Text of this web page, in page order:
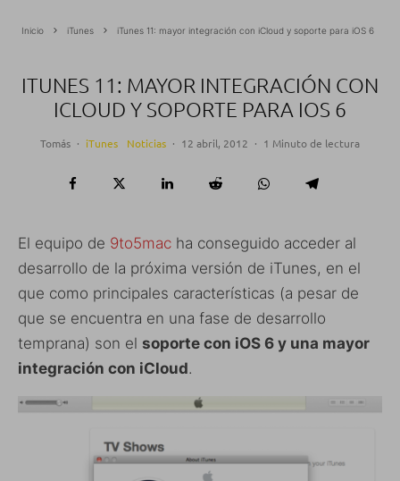
Inicio iTunes iTunes 11: mayor integración con iCloud y soporte para iOS 6
ITUNES 11: MAYOR INTEGRACIÓN CON
ICLOUD Y SOPORTE PARA IOS 6
Tomás · iTunes Noticias · 12 abril, 2012 · 1 Minuto de lectura
El equipo de 9to5mac ha conseguido acceder al
desarrollo de la próxima versión de iTunes, en el
que como principales características (a pesar de
que se encuentra en una fase de desarrollo
temprana) son el soporte con iOS 6 y una mayor
integración con iCloud.